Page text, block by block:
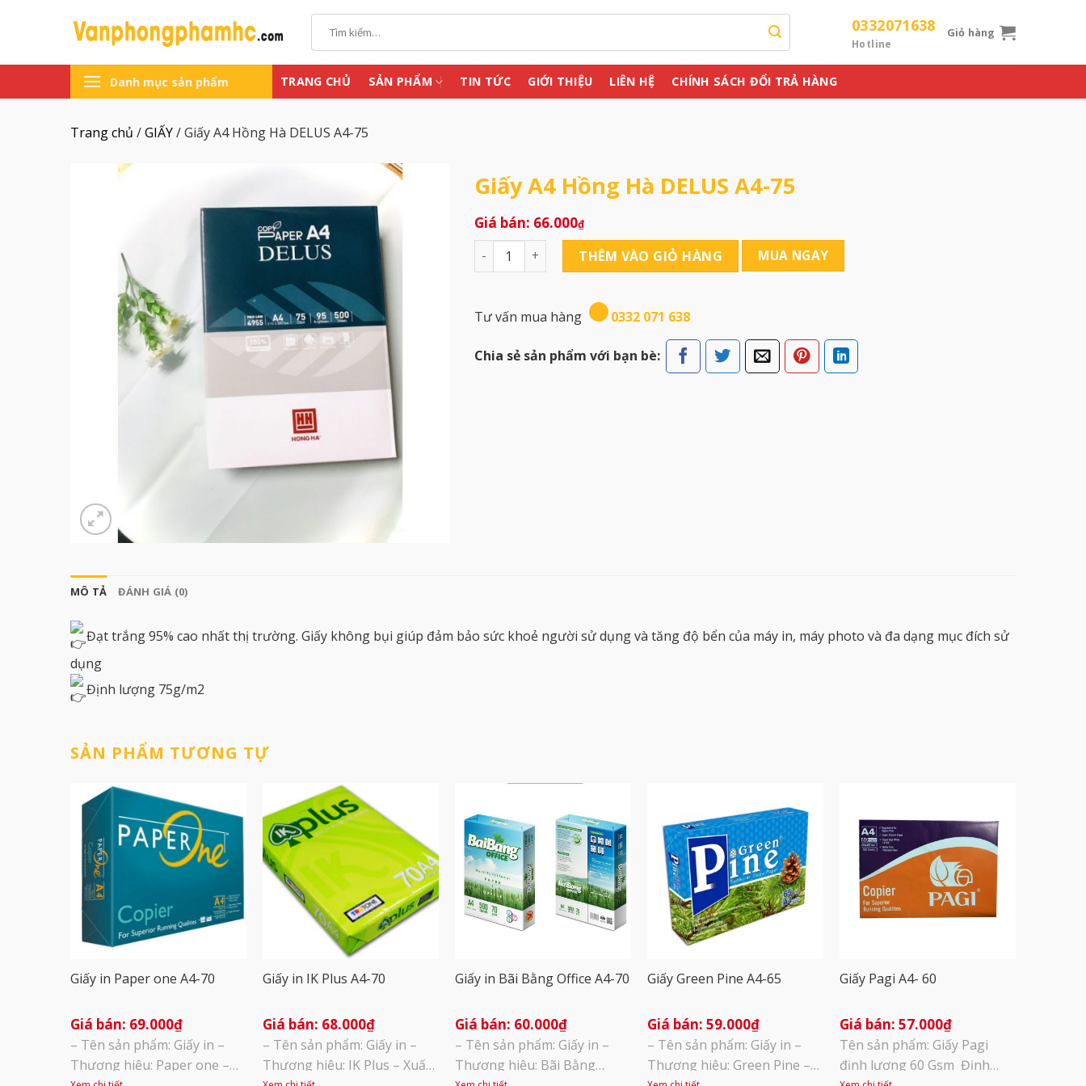
dung
kiếm:
0332071638
Hotline
Giỏ hàng
Danh mục sản phẩm TRANG CHỦ SẢN PHẨM TIN TỨC GIỚI THIỆU LIÊN HỆ CHÍNH SÁCH ĐỔI TRẢ HÀNG
Trang chủ /GIẤY/Giấy A4 Hồng Hà DELUS A4-75
Giấy A4 Hồng Hà DELUS A4-75
66.000₫
Giấy A4 Hồng Hà DELUS A4-75 số lượng
THÊM VÀO GIỎ HÀNG MUA NGAY
Tư vấn mua hàng 0332 071 638
Chia sẻ sản phẩm với bạn bè:
MÔ TẢ ĐÁNH GIÁ (0)
Đạt trắng 95% cao nhất thị trường. Giấy không bụi giúp đảm bảo sức khoẻ người sử dụng và tăng độ bển của máy in, máy photo và đa dạng mục đích sử
dụng
Định lượng 75g/m2
SẢN PHẨM TƯƠNG TỰ
Giấy in Paper one A4-70
69.000₫
– Tên sản phẩm: Giấy in –
Thương hiệu: Paper one –
Giấy in IK Plus A4-70
68.000₫
– Tên sản phẩm: Giấy in –
Thương hiệu: IK Plus – Xuất
Giấy in Bãi Bằng Office A4-70
60.000₫
– Tên sản phẩm: Giấy in –
Thương hiệu: Bãi Bằng
Giấy Green Pine A4-65
59.000₫
– Tên sản phẩm: Giấy in –
Thương hiệu: Green Pine –
Giấy Pagi A4- 60
57.000₫
Tên sản phẩm: Giấy Pagi
định lượng 60 Gsm Định